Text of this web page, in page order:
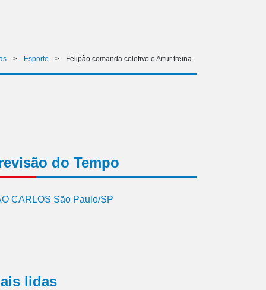
> Esporte > Felipão comanda coletivo e Artur treina
do Tempo
CARLOS São Paulo/SP
lidas